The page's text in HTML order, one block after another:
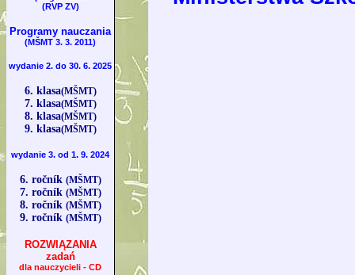
(RVP ZV)
Programy nauczania
(MŠMT 3. 3. 2011)
wydanie 2. do 30. 6. 2025
6. klasa(MŠMT)
7. klasa(MŠMT)
8. klasa(MŠMT)
9. klasa(MŠMT)
wydanie 3. od 1. 9. 2024
6. ročník (MŠMT)
7. ročník (MŠMT)
8. ročník (MŠMT)
9. ročník (MŠMT)
ROZWIĄZANIA
zadań
dla nauczycieli - CD